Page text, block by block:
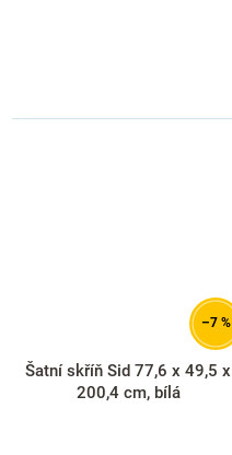
–7 %
Šatní skříň Sid 77,6 x 49,5 x
200,4 cm, bílá